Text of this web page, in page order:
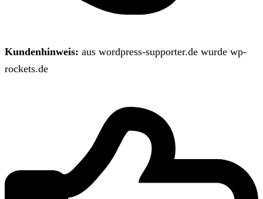
Kundenhinweis: aus wordpress-supporter.de wurde wp-
rockets.de